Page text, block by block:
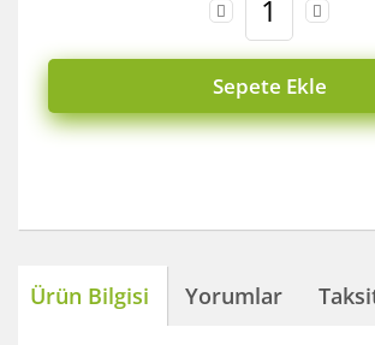
Sepete Ekle
Ürün Bilgisi Yorumlar